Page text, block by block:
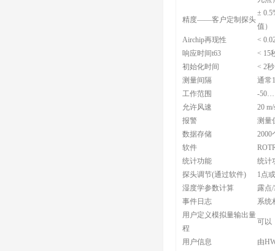
精度——客户定制探头
±
值）
Airchip再现性
<
响应时间t63
< 15
初始化时间
< 2秒
测量间隔
通常
工作范围
-
允许风速
20
报警
测量
数据存储
2000
软件
统计功能
统计
探头调节(通过软件)
1点
湿度学参数计算
露点
事件日志
系统
用户定义模拟量输出量
程
可以
用户信息
由